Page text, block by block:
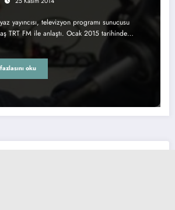
yayıncısı, televizyon programı sunucusu
TRT FM ile anlaştı. Ocak 2015 tarihinde…
oku